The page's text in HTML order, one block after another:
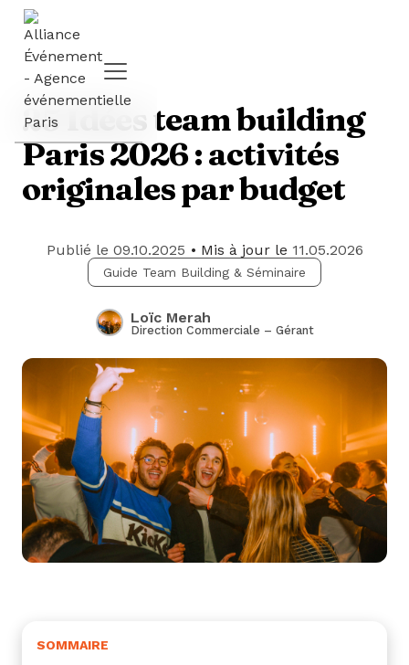
25 Idées team building
Paris 2026 : activités
originales par budget
Publié le 09.10.2025 • Mis à jour le 11.05.2026
Guide Team Building & Séminaire
Loïc Merah
Direction Commerciale – Gérant
SOMMAIRE